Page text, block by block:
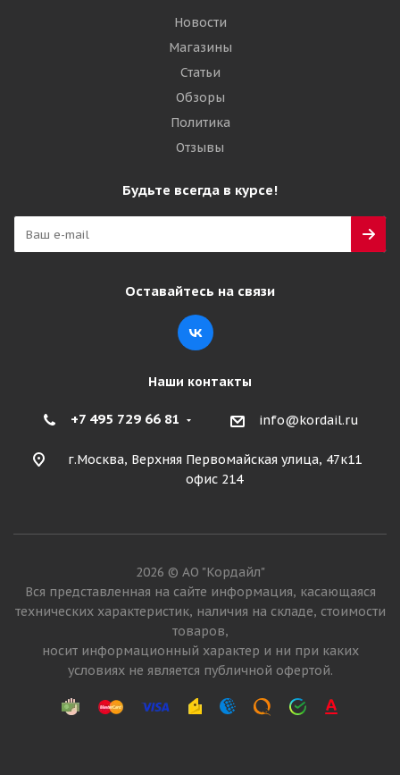
Новости
Магазины
Статьи
Обзоры
Политика
Отзывы
Будьте всегда в курсе!
Оставайтесь на связи
Наши контакты
+7 495 729 66 81 info@kordail.ru
г.Москва, Верхняя Первомайская улица, 47к11
офис 214
2026 © АО "Кордайл"
Вся представленная на сайте информация, касающаяся
технических характеристик, наличия на складе, стоимости
товаров,
носит информационный характер и ни при каких
условиях не является публичной офертой.